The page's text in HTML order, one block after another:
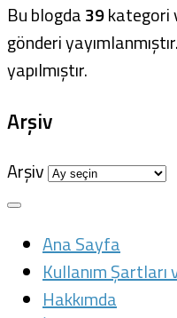
Bu blogda39kategori
gönderi
yapılmıştır.
Arşiv
Arşiv
Ana Sayfa
Kullanım Şartları
Hakkımda